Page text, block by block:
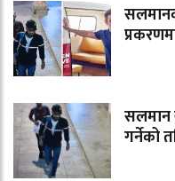
सलमान
गर्नेको